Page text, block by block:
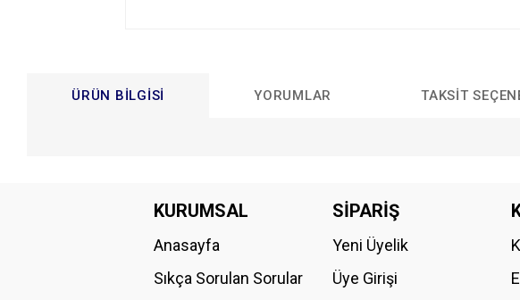
ÜRÜN BILGISI YORUMLAR TAKSIT
Ürün resmi kalitesiz, bozuk veya görüntülenemiyor.
KURUMSAL
Anasayfa
Sıkça Sorulan Sorular
SİPARİŞ
Yeni Üyelik
Üye Girişi